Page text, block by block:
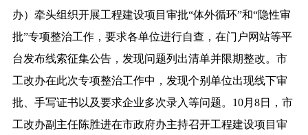
办）牵头组织开展工程建设项目审批“体外循环”和“隐性审
批”专项整治工作，要求各单位进行自查，在门户网站等平
台发布线索征集公告，发现问题列出清单并限期整改。市
工改办在此次专项整治工作中，发现个别单位出现线下审
批、手写证书以及要求企业多次录入等问题。10月8日，市
工改办副主任陈胜进在市政府办主持召开工程建设项目审